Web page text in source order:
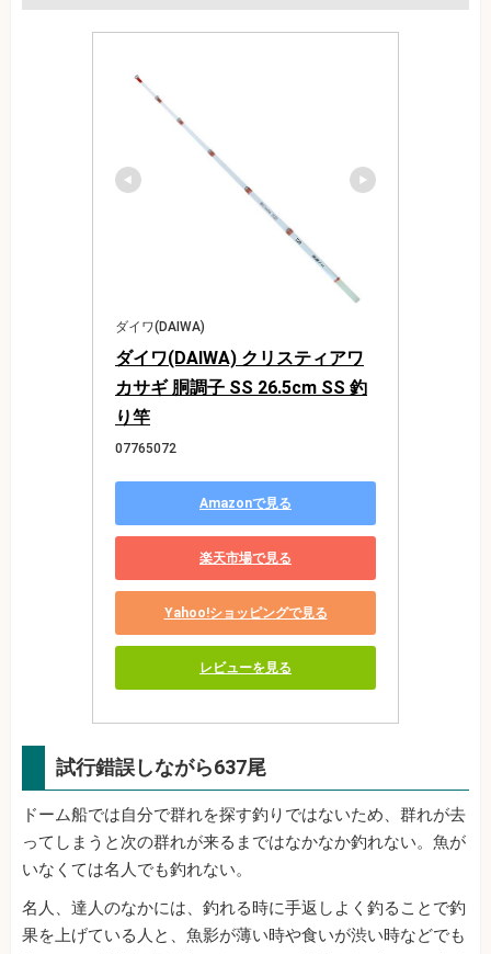
ダイワ(DAIWA)
ダイワ(DAIWA) クリスティアワ
カサギ 胴調子 SS 26.5cm SS 釣
り竿
07765072
Amazonで見る
楽天市場で見る
Yahoo!ショッピングで見る
レビューを見る
試行錯誤しながら637尾
ドーム船では自分で群れを探す釣りではないため、群れが去
ってしまうと次の群れが来るまではなかなか釣れない。魚が
いなくては名人でも釣れない。
名人、達人のなかには、釣れる時に手返しよく釣ることで釣
果を上げている人と、魚影が薄い時や食いが渋い時などでも